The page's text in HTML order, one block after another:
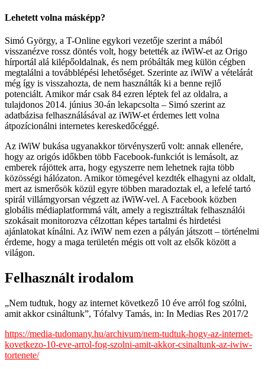
Lehetett volna másképp?
Simó György, a T-Online egykori vezetője szerint a mából
visszanézve rossz döntés volt, hogy betették az iWiW-et az Origo
hírportál alá kilépőoldalnak, és nem próbálták meg külön cégben
megtalálni a továbblépési lehetőséget. Szerinte az iWiW a vételárát
még így is visszahozta, de nem használták ki a benne rejlő
potenciált. Amikor már csak 84 ezren léptek fel az oldalra, a
tulajdonos 2014. június 30-án lekapcsolta – Simó szerint az
adatbázisa felhasználásával az iWiW-et érdemes lett volna
átpozícionálni internetes kereskedőcéggé.
Az iWiW bukása ugyanakkor törvényszerű volt: annak ellenére,
hogy az origós időkben több Facebook-funkciót is lemásolt, az
emberek rájöttek arra, hogy egyszerre nem lehetnek rajta több
közösségi hálózaton. Amikor tömegével kezdték elhagyni az oldalt,
mert az ismerősök közül egyre többen maradoztak el, a lefelé tartó
spirál villámgyorsan végzett az iWiW-vel. A Facebook közben
globális médiaplatformmá vált, amely a regisztráltak felhasználói
szokásait monitorozva célzottan képes tartalmi és hirdetési
ajánlatokat kínálni. Az iWiW nem ezen a pályán játszott – történelmi
érdeme, hogy a maga területén mégis ott volt az elsők között a
világon.
Felhasznált irodalom
„Nem tudtuk, hogy az internet következő 10 éve arról fog szólni,
amit akkor csináltunk”, Tófalvy Tamás, in: In Medias Res 2017/2
https://media-tudomany.hu/archivum/nem-tudtuk-hogy-az-internet-
kovetkezo-10-eve-arrol-fog-szolni-amit-akkor-csinaltunk-az-iwiw-
tortenete/